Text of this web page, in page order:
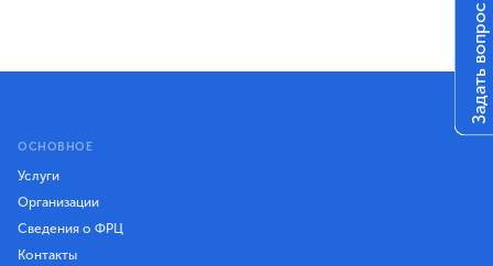
ОСНОВНОЕ
Услуги
Организации
Сведения о ФРЦ
Контакты
Задать вопрос